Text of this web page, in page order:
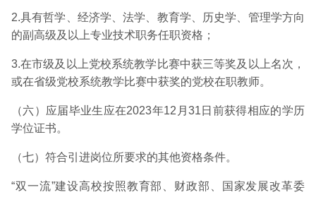
2.具有哲学、经济学、法学、教育学、历史学、管理学方向
的副高级及以上专业技术职务任职资格；
3.在市级及以上党校系统教学比赛中获三等奖及以上名次，
或在省级党校系统教学比赛中获奖的党校在职教师。
（六）应届毕业生应在2023年12月31日前获得相应的学历
学位证书。
（七）符合引进岗位所要求的其他资格条件。
“双一流”建设高校按照教育部、财政部、国家发展改革委